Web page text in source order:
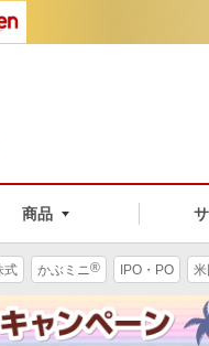
商品
式 かぶミニ® IPO・PO